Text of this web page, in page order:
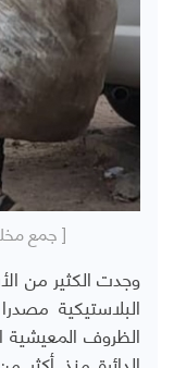
[ جمع
وجدت الكثير من
البلاستيكية
الظروف المعيشية